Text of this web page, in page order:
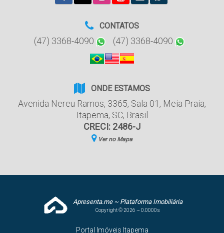
CONTATOS
(47) 3368-4090 (47) 3368-4090
ONDE ESTAMOS
Avenida Nereu Ramos, 3365, Sala 01 , Meia Praia,
Itapema, SC, Brasil
CRECI: 2486-J
Ver no Mapa
Apresenta.me ~ Plataforma Imobiliária
Copyright © 2026 ~ 0.0000s
Portal Imóveis Itapema